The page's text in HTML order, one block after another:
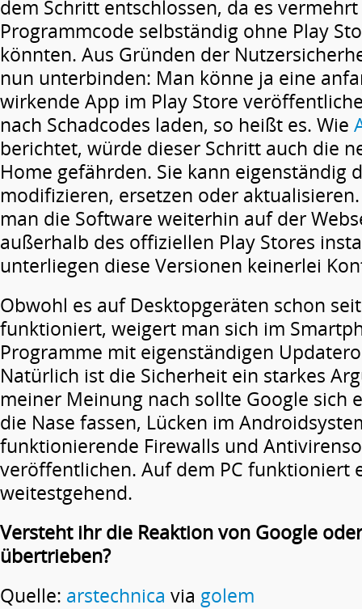
dem Schritt entschlossen, da es
Programmcode selbständig ohne Play
könnten. Aus Gründen der
nun unterbinden: Man könne ja eine
wirkende App im Play Store
nach Schadcodes laden, so heißt es. Wie
berichtet, würde dieser Schritt auch die
Home gefährden. Sie kann eigenständig
modifizieren, ersetzen oder
man die Software weiterhin auf der
außerhalb des offiziellen Play Stores
unterliegen diese Versionen keinerlei
Obwohl es auf Desktopgeräten schon
funktioniert, weigert man sich im
Programme mit eigenständigen
Natürlich ist die Sicherheit ein starkes
meiner Meinung nach sollte Google sich
die Nase fassen, Lücken im
funktionierende Firewalls und
veröffentlichen. Auf dem PC funktioniert
weitestgehend.
Versteht ihr die Reaktion von Google
übertrieben?
Quelle: arstechnica via golem